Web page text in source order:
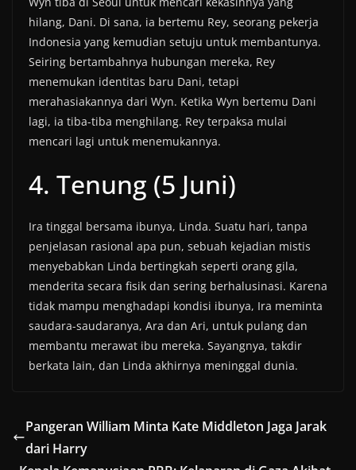
hilang, Dani. Di sana, ia bertemu Rey, seorang pekerja
Indonesia yang kemudian setuju untuk membantunya.
Seiring bertambahnya hubungan mereka, Rey
menemukan identitas baru Dani, tetapi
merahasiakannya dari Wyn. Ketika Wyn bertemu Dani
lagi, ia tiba-tiba menghilang. Rey terpaksa mulai
mencari lagi untuk menemukannya.
4. Tenung (5 Juni)
Ira tinggal bersama ibunya, Linda. Suatu hari, tanpa
penjelasan rasional apa pun, sebuah kejadian mistis
menyebabkan Linda bertingkah seperti orang gila,
menderita secara fisik dan sering berhalusinasi. Karena
tidak mampu menghadapi kondisi ibunya, Ira meminta
saudara-saudaranya, Ara dan Ari, untuk pulang dan
membantu merawat ibu mereka. Sayangnya, takdir
berkata lain, dan Linda akhirnya meninggal dunia.
Pangeran William Minta Kate Middleton Jaga Jarak
dari Harry